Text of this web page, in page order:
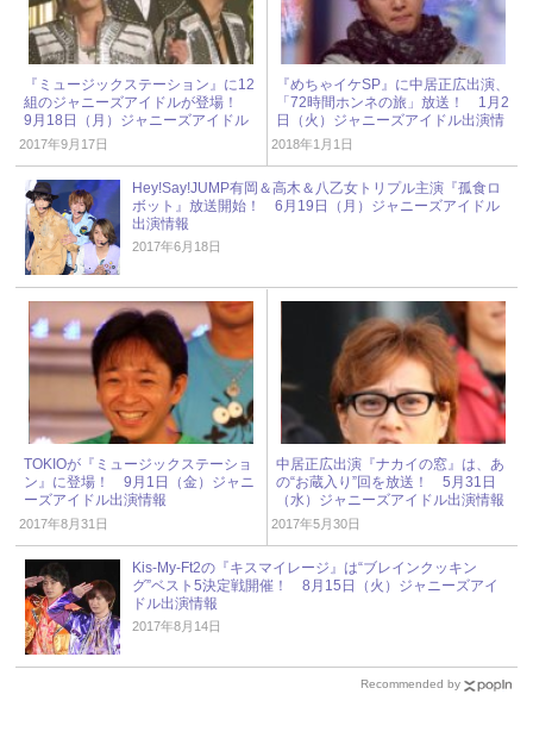
『ミュージックステーション』に12
組のジャニーズアイドルが登場！
9月18日（月）ジャニーズアイドル
出演情報
2017年9月17日
『めちゃイケSP』に中居正広出演、
「72時間ホンネの旅」放送！ 1月2
日（火）ジャニーズアイドル出演情
報
2018年1月1日
Hey!Say!JUMP有岡＆高木＆八乙女トリプル主演『孤食ロ
ボット』放送開始！ 6月19日（月）ジャニーズアイドル
出演情報
2017年6月18日
TOKIOが『ミュージックステーショ
ン』に登場！ 9月1日（金）ジャニ
ーズアイドル出演情報
2017年8月31日
中居正広出演『ナカイの窓』は、あ
の“お蔵入り”回を放送！ 5月31日
（水）ジャニーズアイドル出演情報
2017年5月30日
Kis-My-Ft2の『キスマイレージ』は“ブレインクッキン
グ”ベスト5決定戦開催！ 8月15日（火）ジャニーズアイ
ドル出演情報
2017年8月14日
Recommended by